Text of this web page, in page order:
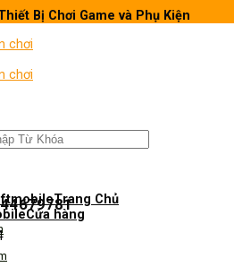
Bị Chơi Game và Phụ Kiện
Trang Chủ
Cửa hàng